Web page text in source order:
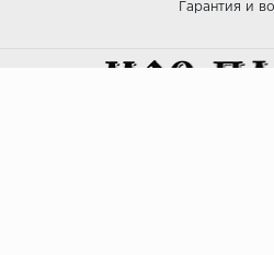
Гарантия и